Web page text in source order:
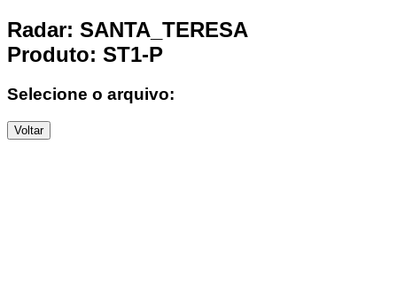
Radar: SANTA_TERESA
Produto: ST1-P
Selecione o arquivo:
Voltar